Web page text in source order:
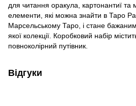
для читання оракула, картонантиї та
елементи, які можна знайти в Таро
Марсельському Таро, і стане
якої колекції. Коробковий набір
повноколірний путівник.
Відгуки